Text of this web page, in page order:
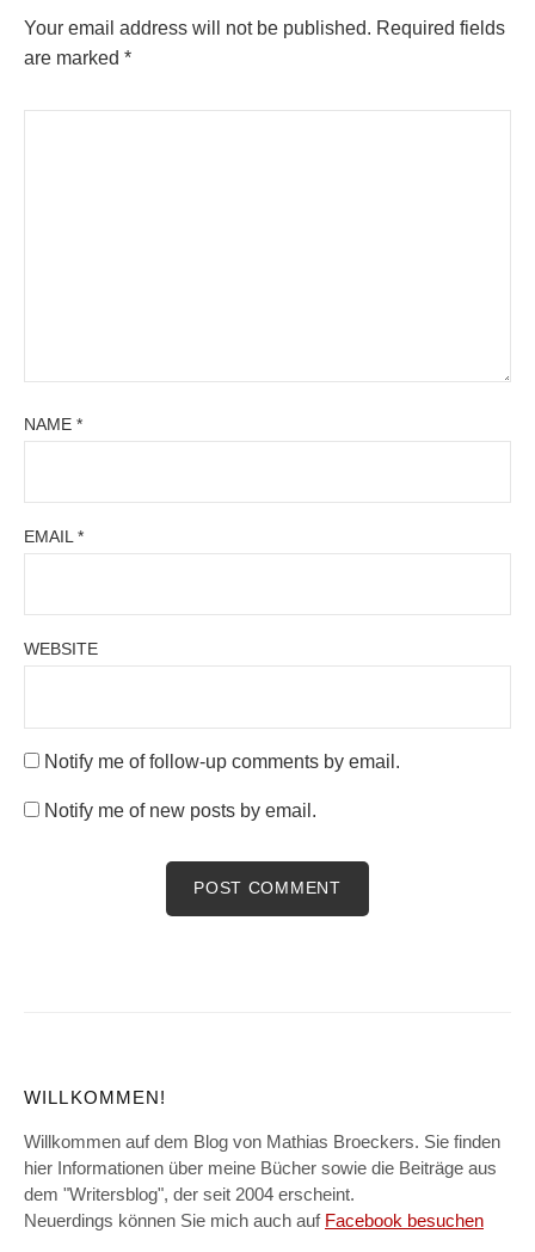
Your email address will not be published. Required fields
are marked *
NAME *
EMAIL *
WEBSITE
Notify me of follow-up comments by email.
Notify me of new posts by email.
WILLKOMMEN!
Willkommen auf dem Blog von Mathias Broeckers. Sie finden
hier Informationen über meine Bücher sowie die Beiträge aus
dem "Writersblog", der seit 2004 erscheint.
Neuerdings können Sie mich auch auf Facebook besuchen